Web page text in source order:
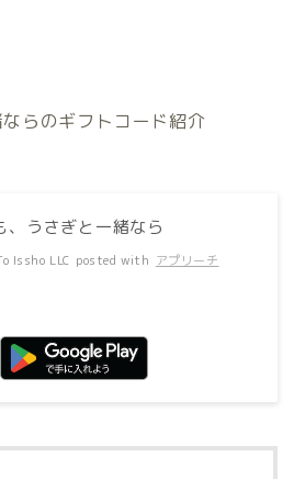
らのギフトコード紹介
、うさぎと一緒なら
Issho LLC posted with アプリーチ